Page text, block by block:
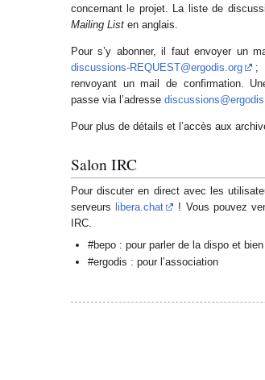
concernant le projet. La liste de
Mailing List en anglais.
Pour s’y abonner, il faut envoyer un
discussions-REQUEST@ergodis.org
;
renvoyant un mail de confirmation.
passe via l’adresse
Pour plus de détails et l’accès aux
Salon IRC
Pour discuter en direct avec les
serveurs libera.chat
! Vous pouvez
IRC.
#bepo : pour parler de la dispo et bien
#ergodis : pour l’association